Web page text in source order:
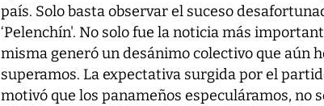
país. Solo basta observar el suceso
‘Pelenchín'. No solo fue la noticia más
misma generó un desánimo colectivo que aún
superamos. La expectativa surgida por el
motivó que los panameños especuláramos, no